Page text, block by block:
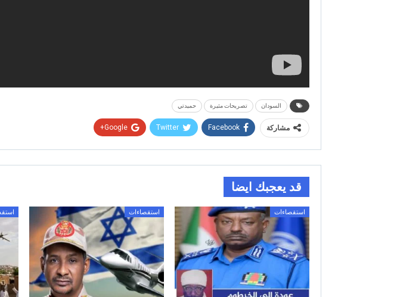
السودان تصريحات مثيرة حميدتي
مشاركة Facebook
Twitter
Google+
قد يعجبك ايضا
استقصاءات استقصاءات